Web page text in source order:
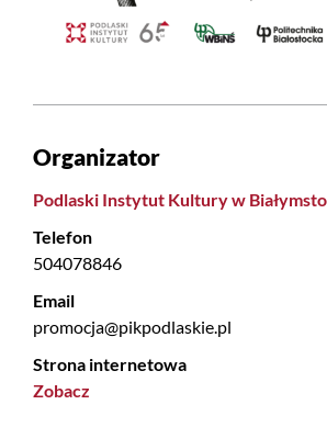
Organizator
Podlaski Instytut Kultury w
Telefon
504078846
Email
promocja@pikpodlaskie.pl
Strona internetowa
Zobacz